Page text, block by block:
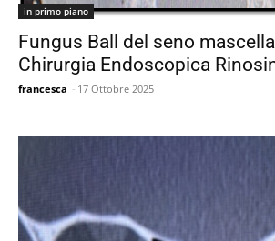
in primo piano
Fungus Ball del seno
Chirurgia Endoscopica
francesca - 17 Ottobre 2025